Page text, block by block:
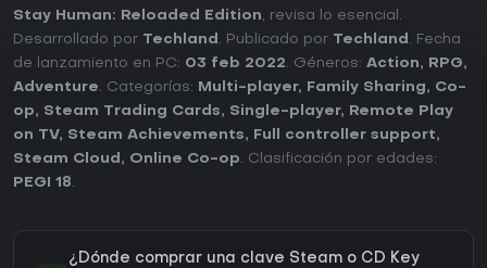
Stay Human: Reloaded Edition, revisa lo esencial.
Desarrollado por Techland . Publicado por Techland . Fecha
de lanzamiento en PC: 03 feb 2022. Géneros: Action, RPG,
Adventure. Categorías: Multi-player, Family Sharing, Co-
op, Steam Trading Cards, Single-player,
Remote Play
on TV, Steam Achievements, Full controller support,
Steam Cloud , Online Co-op. Clasificación por edades:
PEGI 18.
¿Dónde comprar una clave Steam o CD Key